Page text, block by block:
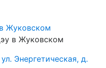
в Жуковском
Энергетическая, д.